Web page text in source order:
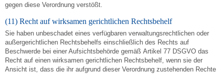
gegen diese Verordnung verstößt.
(11) Recht auf wirksamen gerichtlichen Rechtsbehelf
Sie haben unbeschadet eines verfügbaren verwaltungsrechtlichen oder
außergerichtlichen Rechtsbehelfs einschließlich des Rechts auf
Beschwerde bei einer Aufsichtsbehörde gemäß Artikel 77 DSGVO das
Recht auf einen wirksamen gerichtlichen Rechtsbehelf, wenn sie der
Ansicht ist, dass die ihr aufgrund dieser Verordnung zustehenden Rechte